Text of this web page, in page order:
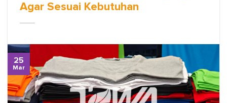
Agar Sesuai Kebutuhan
25
Mar